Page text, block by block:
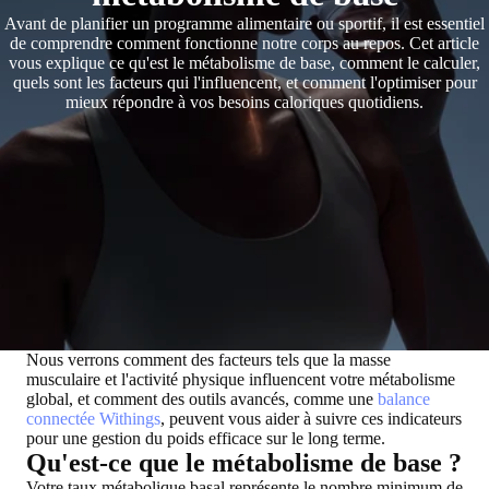
Avant de planifier un programme alimentaire ou sportif, il est essentiel
de comprendre comment fonctionne notre corps au repos. Cet article
vous explique ce qu'est le métabolisme de base, comment le calculer,
quels sont les facteurs qui l'influencent, et comment l'optimiser pour
mieux répondre à vos besoins caloriques quotidiens.
Nous verrons comment des facteurs tels que la masse
musculaire et l'activité physique influencent votre métabolisme
global, et comment des outils avancés, comme une balance
connectée Withings, peuvent vous aider à suivre ces indicateurs
pour une gestion du poids efficace sur le long terme.
Qu'est-ce que le métabolisme de base ?